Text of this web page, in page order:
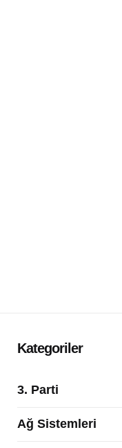
Kategoriler
3. Parti
Ağ Sistemleri